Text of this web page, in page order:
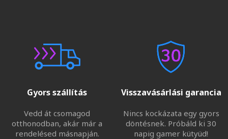
Gyors szállítás
Vedd át csomagod
otthonodban, akár már a
rendelésed másnapján.
Visszavásárlási garancia
Nincs kockázata egy gyors
döntésnek. Próbáld ki 30
napig gamer kütyüd!